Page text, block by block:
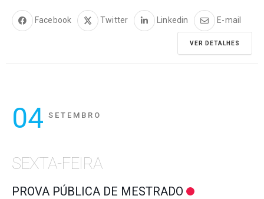
Facebook Twitter Linkedin E-mail
VER DETALHES
04 SETEMBRO
SEXTA-FEIRA
PROVA PÚBLICA DE MESTRADO